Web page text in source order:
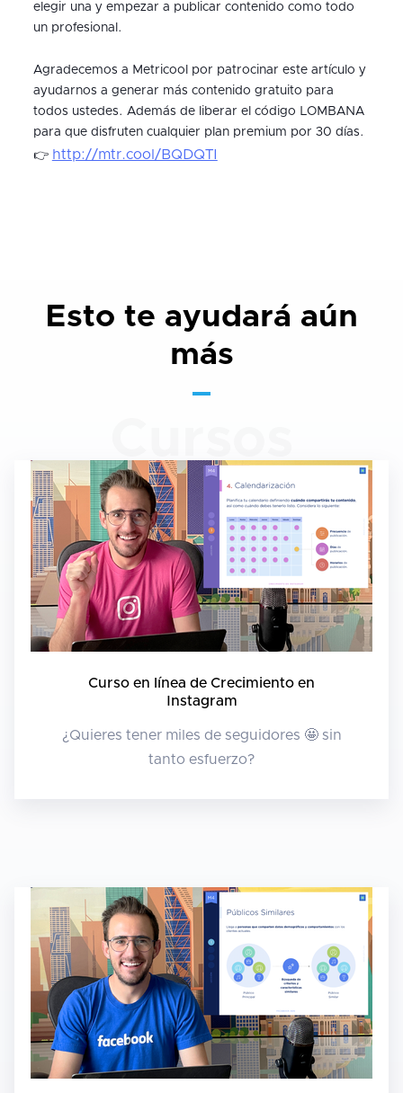
elegir una y empezar a publicar contenido como todo
un profesional.
Agradecemos a Metricool por patrocinar este artículo y
ayudarnos a generar más contenido gratuito para
todos ustedes. Además de liberar el código LOMBANA
para que disfruten cualquier plan premium por 30 días.
👉 http://mtr.cool/BQDQTI
Esto te ayudará aún
más
Curso en línea de Crecimiento en
Instagram
¿Quieres tener miles de seguidores 🤩 sin
tanto esfuerzo?